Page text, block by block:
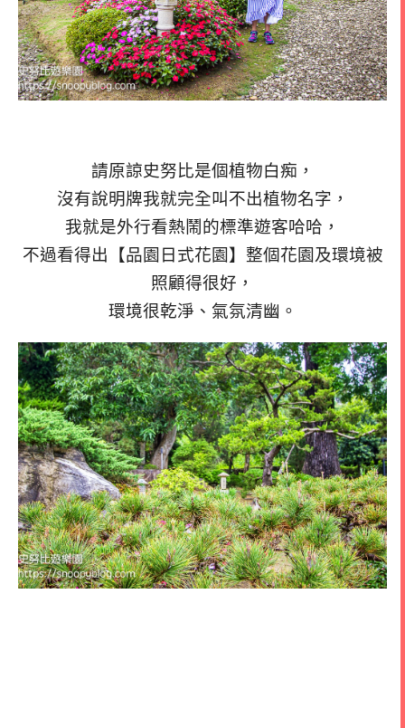
請原諒史努比是個植物白痴，
沒有說明牌我就完全叫不出植物名字，
我就是外行看熱鬧的標準遊客哈哈，
不過看得出【品園日式花園】整個花園及環境被
照顧得很好，
環境很乾淨、氣氛清幽。